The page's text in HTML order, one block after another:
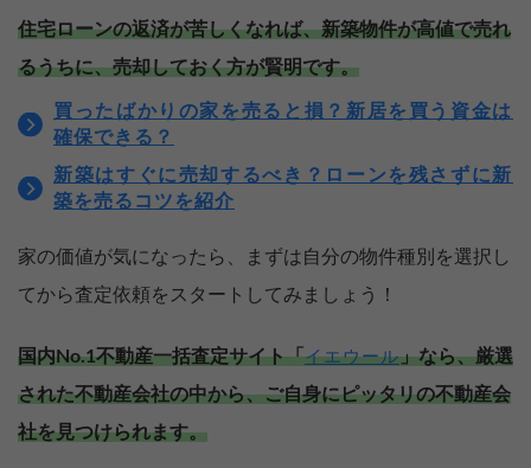
住宅ローンの返済が苦しくなれば、新築物件が高値で売れ
るうちに、売却しておく方が賢明です。
買ったばかりの家を売ると損？新居を買う資金は
確保できる？
新築はすぐに売却するべき？ローンを残さずに新
築を売るコツを紹介
家の価値が気になったら、まずは自分の物件種別を選択し
てから査定依頼をスタートしてみましょう！
国内No.1不動産一括査定サイト「イエウール」なら、厳選
された不動産会社の中から、ご自身にピッタリの不動産会
社を見つけられます。